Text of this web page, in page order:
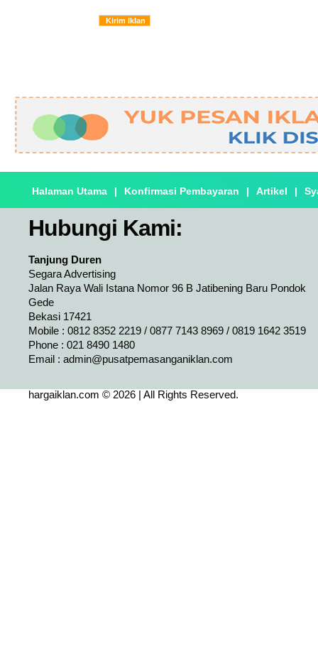
Halaman Utama | Konfirmasi Pembayaran | Artikel |
Hubungi Kami:
Tanjung Duren
Segara Advertising
Jalan Raya Wali Istana Nomor 96 B Jatibening Baru Pondok
Gede
Bekasi 17421
Mobile : 0812 8352 2219 / 0877 7143 8969 / 0819 1642 3519
Phone : 021 8490 1480
Email : admin@pusatpemasanganiklan.com
hargaiklan.com © 2026 | All Rights Reserved.